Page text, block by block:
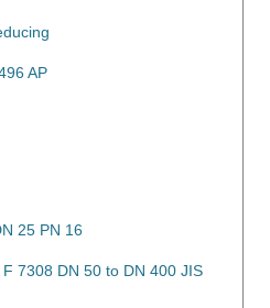
AP
25 PN 16
7308 DN 50 to DN 400 JIS